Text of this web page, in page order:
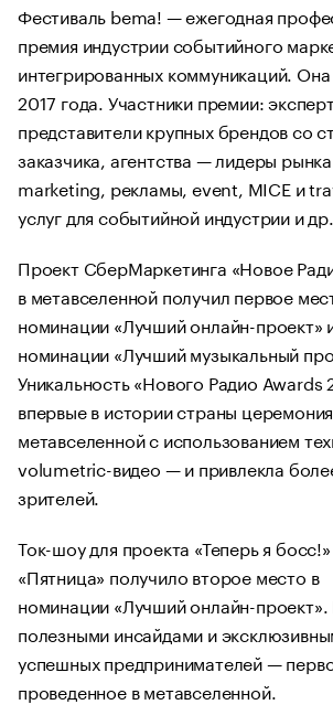
Фестиваль bema! — ежегодная
премия индустрии событийного
интегрированных коммуникаций.
2017 года. Участники премии:
представители крупных брендов со
заказчика, агентства — лидеры
marketing, рекламы, event, MICE и
услуг для событийной индустрии и др.
Проект СберМаркетинга «Новое
в метавселенной получил первое
номинации «Лучший онлайн-проект»
номинации «Лучший музыкальный
Уникальность «Нового Радио Awards
впервые в истории страны
метавселенной с использованием
volumetric-видео — и привлекла
зрителей.
Ток-шоу для проекта «Теперь я
«Пятница» получило второе место в
номинации «Лучший онлайн-
полезными инсайдами и
успешных предпринимателей —
проведенное в метавселенной.